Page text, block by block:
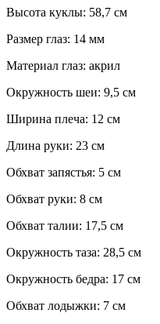
Высота куклы: 58,7 см
Размер глаз: 14 мм
Материал глаз: акрил
Окружность шеи: 9,5 см
Ширина плеча: 12 см
Длина руки: 23 см
Обхват запястья: 5 см
Обхват руки: 8 см
Обхват талии: 17,5 см
Окружность таза: 28,5 см
Окружность бедра: 17 см
Обхват лодыжки: 7 см